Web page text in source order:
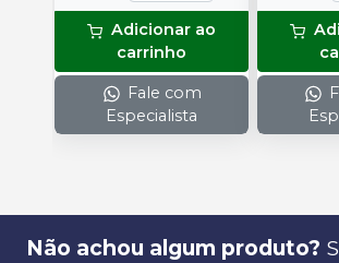
Adicionar ao
carrinho
Fale com
Especialista
Não achou algum produto?